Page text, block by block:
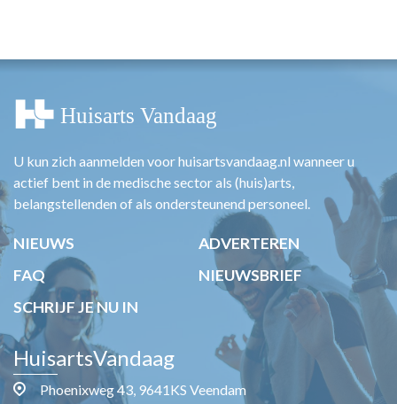
TARIEVEN
MEDISCHE VAKHANDEL
REGISTRATIE
U kun zich aanmelden voor huisartsvandaag.nl wanneer u
actief bent in de medische sector als (huis)arts,
belangstellenden of als ondersteunend personeel.
NIEUWS
ADVERTEREN
FAQ
NIEUWSBRIEF
SCHRIJF JE NU IN
HuisartsVandaag
Phoenixweg 43, 9641KS Veendam